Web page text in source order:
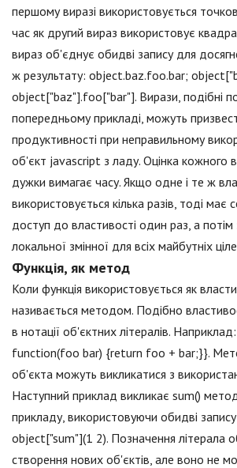
першому виразі використовується
час як другий вираз використовує
вираз об'єднує обидві запису для
ж результату: object.baz.foo.bar;
object["baz"].foo["bar"]. Вирази, подібні
попередньому прикладі, можуть
продуктивності при неправильному
об'єкт jаvascript з ладу. Оцінка кожного
дужки вимагає часу. Якщо одне і те ж
використовується кілька разів, тоді має
доступ до властивості один раз, а потім
локальної змінної для всіх майбутніх
Функція, як метод
Коли функція використовується як
називається методом. Подібно
в нотації об'єктних літералів.
function(foo bar) {return foo + bar;}}.
об'єкта можуть викликатися з
Наступний приклад викликає sum()
прикладу, використовуючи обидві
object["sum"](1 2). Позначення літерала
створення нових об'єктів, але воно не